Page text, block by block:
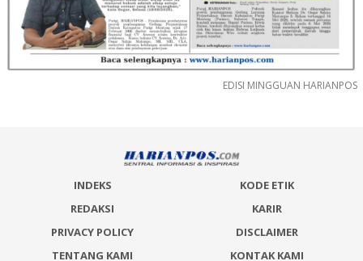
EDISI MINGGUAN HARIANPOS
INDEKS
KODE ETIK
REDAKSI
KARIR
PRIVACY POLICY
DISCLAIMER
TENTANG KAMI
KONTAK KAMI